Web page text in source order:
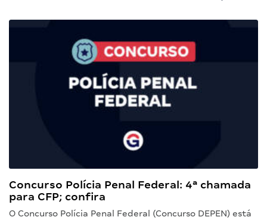
Concurso Polícia Penal Federal: 4ª chamada
para CFP; confira
O Concurso Polícia Penal Federal (Concurso DEPEN) está